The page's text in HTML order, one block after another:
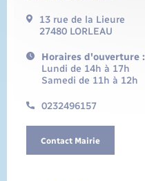
13 rue de la Lieure
27480 LORLEAU
Horaires d'ouverture :
Lundi de 14h à 17h
Samedi de 11h à 12h
0232496157
Contact Mairie